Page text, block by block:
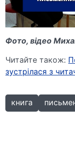
Фото, відео
Читайте також:
зустрілася з
книга